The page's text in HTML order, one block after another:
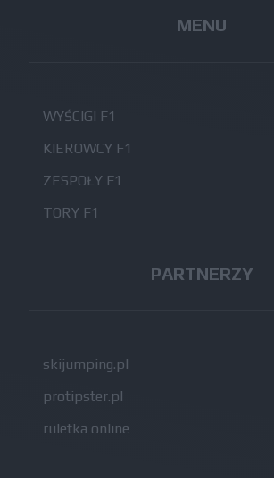
MENU
WYŚCIGI F1
KIEROWCY F1
ZESPOŁY F1
TORY F1
PARTNERZY
skijumping.pl
protipster.pl
ruletka online